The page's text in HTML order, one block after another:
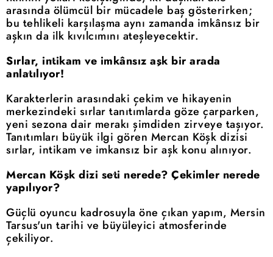
arasında ölümcül bir mücadele baş gösterirken;
bu tehlikeli karşılaşma aynı zamanda imkânsız bir
aşkın da ilk kıvılcımını ateşleyecektir.
Sırlar, intikam ve imkânsız aşk bir arada
anlatılıyor!
Karakterlerin arasındaki çekim ve hikayenin
merkezindeki sırlar tanıtımlarda göze çarparken,
yeni sezona dair merakı şimdiden zirveye taşıyor.
Tanıtımları büyük ilgi gören Mercan Köşk dizisi
sırlar, intikam ve imkansız bir aşk konu alınıyor.
Mercan Köşk dizi seti nerede? Çekimler nerede
yapılıyor?
Güçlü oyuncu kadrosuyla öne çıkan yapım, Mersin
Tarsus'un tarihi ve büyüleyici atmosferinde
çekiliyor.